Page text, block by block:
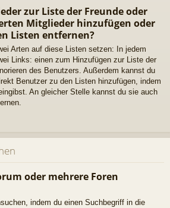
zur Liste der Freunde oder
Mitglieder hinzufügen oder
Listen entfernen?
Arten auf diese Listen setzen: In jedem
Links: einen zum Hinzufügen zur Liste der
des Benutzers. Außerdem kannst du
Benutzer zu den Listen hinzufügen, indem
An gleicher Stelle kannst du sie auch
oder mehrere Foren
indem du einen Suchbegriff in die